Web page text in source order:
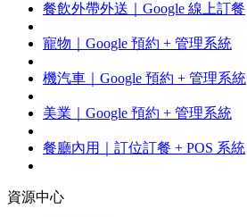
餐飲外帶外送｜Google 線上訂餐
寵物｜Google 預約 + 管理系統
機汽車｜Google 預約 + 管理系統
美業｜Google 預約 + 管理系統
餐廳內用｜訂位訂餐 + POS 系統
資源中心